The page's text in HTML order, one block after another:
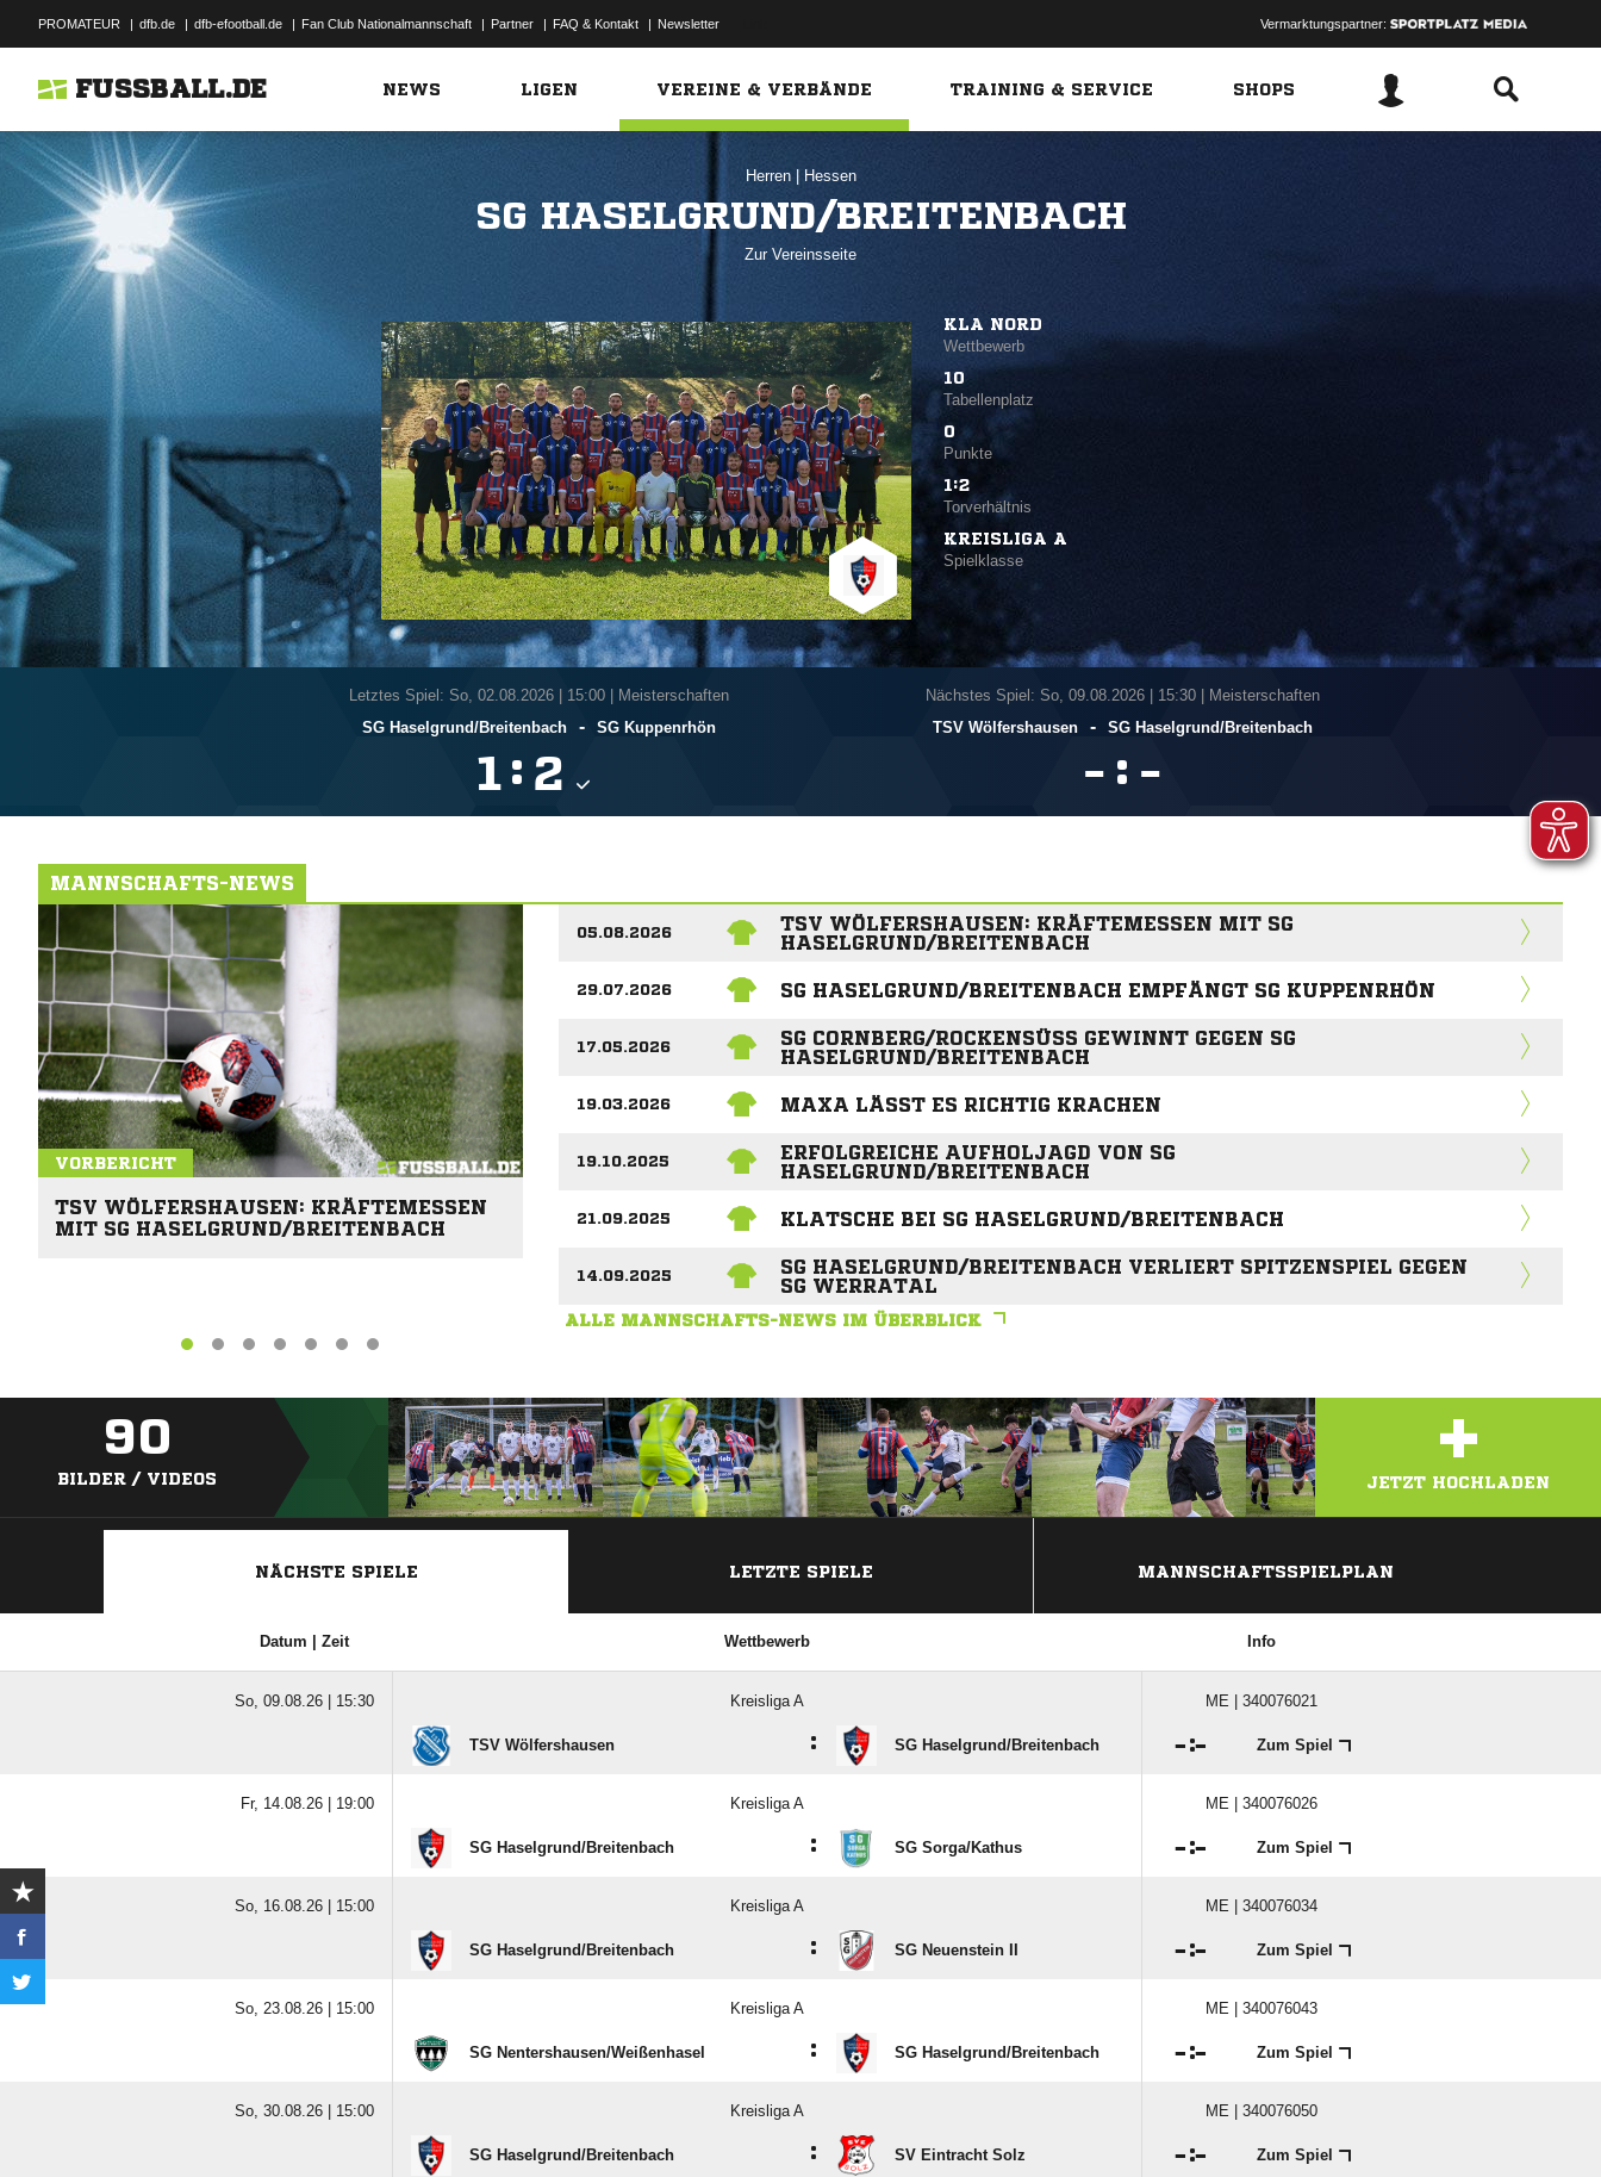
PROMATEUR | dfb.de | dfb-efootball.de | Fan Club Nationalmannschaft | Partner | FAQ & Kontakt | Newsletter Vermarktungspartner:
FUSSBALL.DE NEWS LIGEN VEREINE & VERBÄNDE TRAINING & SERVICE SHOPS
Herren Hessen
SG HASELGRUND/BREITENBACH
Zur Vereinsseite
KLA NORD
Wettbewerb
10
Tabellenplatz
0
Punkte
1:2
Torverhältnis
KREISLIGA A
Spielklasse
Letztes Spiel: So, 02.08.2026| 15:00 | Meisterschaften
SG Haselgrund/​Breitenbach
- SG Kuppenrhön
 : 
Nächstes Spiel: So, 09.08.2026| 15:30 | Meisterschaften
TSV Wölfershausen
- SG Haselgrund/​Breitenbach
 : 
MANNSCHAFTS-NEWS
VORBERICHT
TSV WÖLFERSHAUSEN: KRÄFTEMESSEN
MIT SG HASELGRUND/BREITENBACH
05.08.2026
TSV WÖLFERSHAUSEN: KRÄFTEMESSEN MIT SG
HASELGRUND/BREITENBACH
29.07.2026 SG HASELGRUND/BREITENBACH EMPFÄNGT SG KUPPENRHÖN
17.05.2026
SG CORNBERG/ROCKENSÜSS GEWINNT GEGEN SG H
ASELGRUND/BREITENBACH
19.03.2026 MAXA LÄSST ES RICHTIG KRACHEN
19.10.2025
ERFOLGREICHE AUFHOLJAGD VON SG
HASELGRUND/BREITENBACH
21.09.2025 KLATSCHE BEI SG HASELGRUND/BREITENBACH
14.09.2025
SG HASELGRUND/BREITENBACH VERLIERT SPITZENSPIEL GEGEN
SG WERRATAL
ALLE MANNSCHAFTS-NEWS IM ÜBERBLICK
90
BILDER / VIDEOS +
JETZT HOCHLADEN
NÄCHSTE SPIELE LETZTE SPIELE MANNSCHAFTSSPIELPLAN
Datum | Zeit Wettbewerb Info
So, 09.08.26 | 15:30 Kreisliga A ME | 340076021
TSV Wölfershausen : SG Haselgrund/​Breitenbach : Zum Spiel
Fr, 14.08.26 | 19:00 Kreisliga A ME | 340076026
SG Haselgrund/​Breitenbach : SG Sorga/​Kathus : Zum Spiel
So, 16.08.26 | 15:00 Kreisliga A ME | 340076034
SG Haselgrund/​Breitenbach : SG Neuenstein II : Zum Spiel
So, 23.08.26 | 15:00 Kreisliga A ME | 340076043
SG Nentershausen/​Weißenhasel : SG Haselgrund/​Breitenbach : Zum Spiel
So, 30.08.26 | 15:00 Kreisliga A ME | 340076050
SG Haselgrund/​Breitenbach : SV Eintracht Solz : Zum Spiel